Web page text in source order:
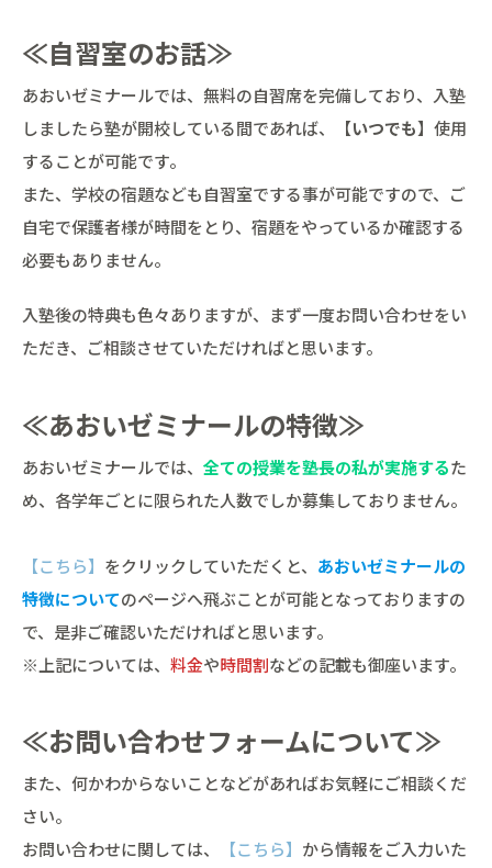
≪自習室のお話≫
あおいゼミナールでは、無料の自習席を完備しており、入塾
しましたら塾が開校している間であれば、【いつでも】使用
することが可能です。
また、学校の宿題なども自習室でする事が可能ですので、ご
自宅で保護者様が時間をとり、宿題をやっているか確認する
必要もありません。
入塾後の特典も色々ありますが、まず一度お問い合わせをい
ただき、ご相談させていただければと思います。
≪あおいゼミナールの特徴≫
あおいゼミナールでは、 全ての授業を塾長の私が実施するた
め、各学年ごとに限られた人数でしか募集しておりません。
【こちら】 をクリックしていただくと、 あおいゼミナールの
特徴についてのページへ飛ぶことが可能となっておりますの
で、是非ご確認いただければと思います。
※上記については、 料金や時間割などの記載も御座います。
≪お問い合わせフォームについて≫
また、何かわからないことなどがあればお気軽にご相談くだ
さい。
お問い合わせに関しては、
【こちら】 から情報をご入力いた